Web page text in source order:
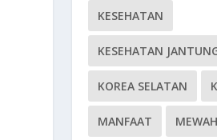
KESEHATAN
KESEHATAN
KOREA SELATAN
MANFAAT MEWAH